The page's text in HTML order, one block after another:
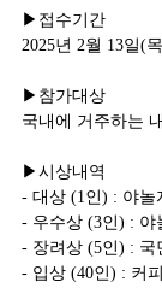
▶접수기간
2025년 2월 13일(
▶참가대상
국내에 거주하는
▶시상내역
- 대상 (1인) : 야놀
- 우수상 (3인) : 야
- 장려상 (5인) : 국
- 입상 (40인) : 커